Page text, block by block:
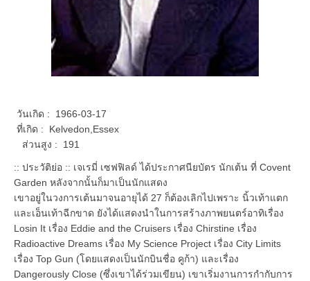
วันเกิด : 1966-03-17
ที่เกิด : Kelvedon,Essex
ส่วนสูง : 191
:: ประวัติย่อ :: เจเรมี่ เซฟฟิลด์ ได้ประกาศนียบัตร นักเต้น ที่ Covent
Garden หลังจากนั้นก็มาเป็นนักแสดง
เขาอยู่ในวงการเต้นมาจนอายุได้ 27 ก็ต้องเลิกไปเพราะ นิ้วเท้าแตก
และเอ็นเท้าฉีกขาด ยังได้แสดงนำในการสร้างภาพยนตร์อาทิเรื่อง
Losin It เรื่อง Eddie and the Cruisers เรื่อง Chirstine เรื่อง
Radioactive Dreams เรื่อง My Science Project เรื่อง City Limits
เรื่อง Top Gun (โดยแสดงเป็นนักบินชื่อ คูก้า) และเรื่อง
Dangerously Close (ซึ่งเขาได้ร่วมเขียน) เขาเริ่มงานการกำกับการ